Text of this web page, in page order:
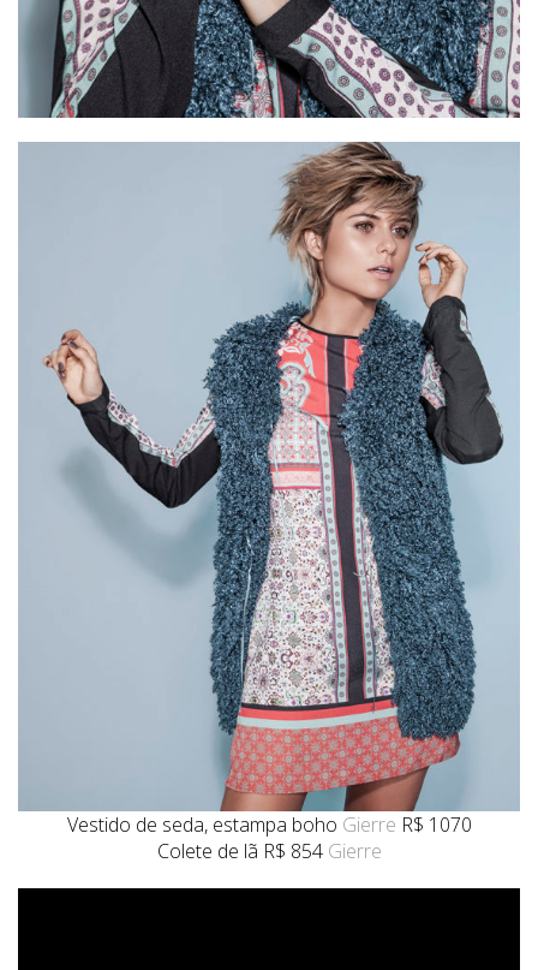
Vestido de seda, estampa boho Gierre R$ 1070
Colete de lã R$ 854 Gierre